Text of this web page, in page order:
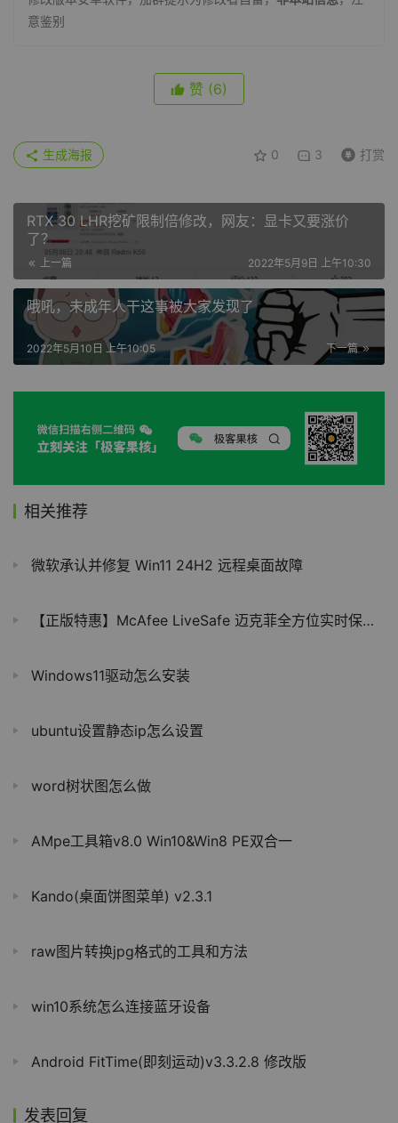
意鉴别
赞 (6)
0 3 打赏
生成海报
RTX 30 LHR挖矿限制倍修改，网友：显卡又要涨价
了？
上一篇 2022年5月9日 上午10:30
哦吼，未成年人干这事被大家发现了
下一篇
2022年5月10日 上午10:05
相关推荐
微软承认并修复 Win11 24H2 远程桌面故障
【正版特惠】McAfee LiveSafe 迈克菲全方位实时保护 正版订阅
Windows11驱动怎么安装
ubuntu设置静态ip怎么设置
word树状图怎么做
AMpe工具箱v8.0 Win10&Win8 PE双合一
Kando(桌面饼图菜单) v2.3.1
raw图片转换jpg格式的工具和方法
win10系统怎么连接蓝牙设备
Android FitTime(即刻运动)v3.3.2.8 修改版
发表回复